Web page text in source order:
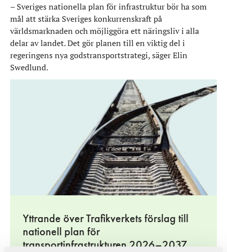
– Sveriges nationella plan för infrastruktur bör ha som
mål att stärka Sveriges konkurrenskraft på
världsmarknaden och möjliggöra ett näringsliv i alla
delar av landet. Det gör planen till en viktig del i
regeringens nya godstransportstrategi, säger Elin
Swedlund.
Yttrande över Trafikverkets förslag till
nationell plan för
transportinfrastrukturen 2026–2037